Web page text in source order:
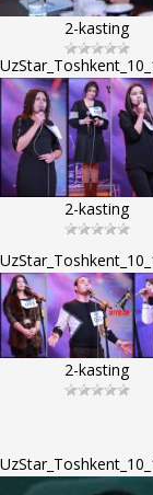
2-kasting
2-kasting
2-kasting